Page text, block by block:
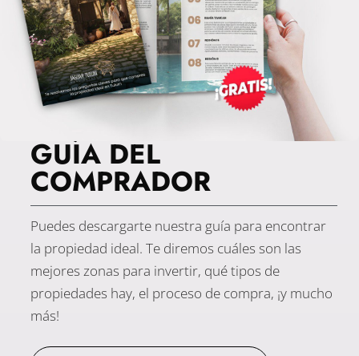
GUÍA DEL
COMPRADOR
Puedes descargarte nuestra guía para encontrar
la propiedad ideal. Te diremos cuáles son las
mejores zonas para invertir, qué tipos de
propiedades hay, el proceso de compra, ¡y mucho
más!